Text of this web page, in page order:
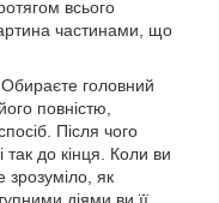
всього
частинами, що
Обираєте головний
повністю,
Після чого
так до кінця. Коли ви
як